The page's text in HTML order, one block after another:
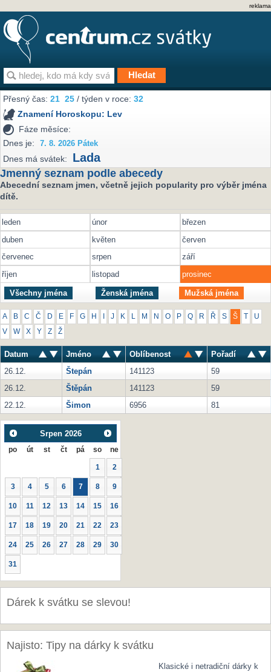
reklama
Přesný čas:21 25 / týden v roce:32
Znamení Horoskopu: Lev
Fáze měsíce:
Dnes je:
7. 8. 2026 Pátek
Dnes má svátek: Lada
Jmenný seznam podle abecedy
Abecední seznam jmen, včetně jejich popularity pro výběr jména
dítě.
leden únor
březen
duben
květen
červen
červenec
srpen
září
říjen
listopad prosinec
Všechny jména Ženská jména Mužská jména
A B C Č D E F G H J K M N O P Q R Ř S Š U
V W X Y Z Ž
Datum Jméno Oblíbenost
Pořadí
26.12.
Štepán 141123
59
26.12.
Štěpán 141123
59
22.12.
Šimon 6956 81
Srpen 2026
po út st čt pá so ne
1 2
3 4 5 6 7 8 9
10 11 12 13 14 15 16
17 18 19 20 21 22 23
24 25 26 27 28 29 30
31
Dárek k svátku se slevou!
Najisto: Tipy na dárky k svátku
Klasické i netradiční dárky k